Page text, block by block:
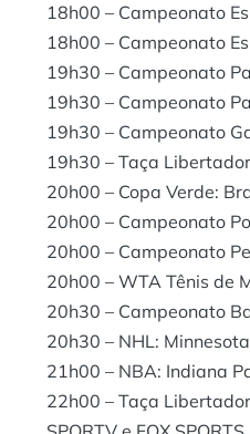
18h00 – Campeonato
18h00 – Campeonato
19h30 – Campeonato
19h30 – Campeonato
19h30 – Campeonato
19h30 – Taça
20h00 – Copa Verde:
20h00 – Campeonato
20h00 – Campeonato
20h00 – WTA Tênis de
20h30 – Campeonato
20h30 – NHL:
21h00 – NBA: Indiana
22h00 – Taça